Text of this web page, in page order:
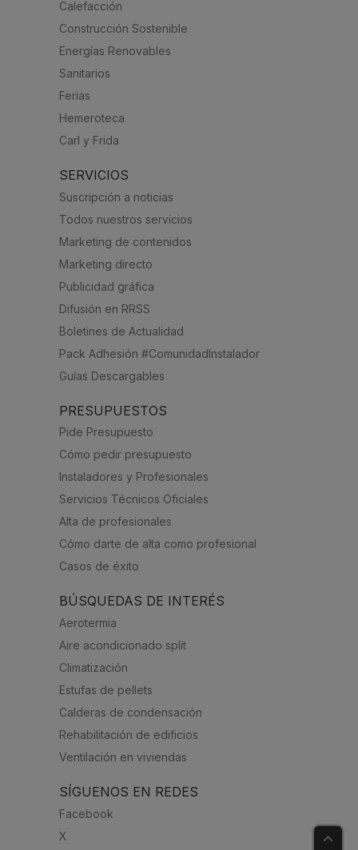
Calefacción
Construcción Sostenible
Energías Renovables
Sanitarios
Ferias
Hemeroteca
Carl y Frida
SERVICIOS
Suscripción a noticias
Todos nuestros servicios
Marketing de contenidos
Marketing directo
Publicidad gráfica
Difusión en RRSS
Boletines de Actualidad
Pack Adhesión #ComunidadInstalador
Guías Descargables
PRESUPUESTOS
Pide Presupuesto
Cómo pedir presupuesto
Instaladores y Profesionales
Servicios Técnicos Oficiales
Alta de profesionales
Cómo darte de alta como profesional
Casos de éxito
BÚSQUEDAS DE INTERÉS
Aerotermia
Aire acondicionado split
Climatización
Estufas de pellets
Calderas de condensación
Rehabilitación de edificios
Ventilación en viviendas
SÍGUENOS EN REDES
Facebook
X